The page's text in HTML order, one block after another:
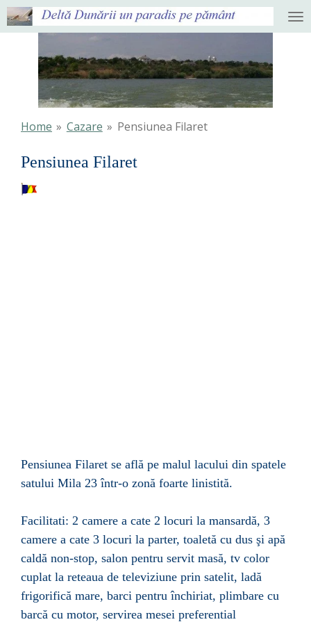
Ga
direct
hoofdinhoud
Home » Cazare » Pensiunea Filaret
Pensiunea Filaret
Pensiunea Filaret se află pe malul lacului din spatele
satului Mila 23 într-o zonă foarte linistită.
Facilitati: 2 camere a cate 2 locuri la mansardă, 3
camere a cate 3 locuri la parter, toaletă cu dus şi apă
caldă non-stop, salon pentru servit masă, tv color
cuplat la reteaua de televiziune prin satelit, ladă
frigorifică mare, barci pentru închiriat, plimbare cu
barcă cu motor, servirea mesei preferential